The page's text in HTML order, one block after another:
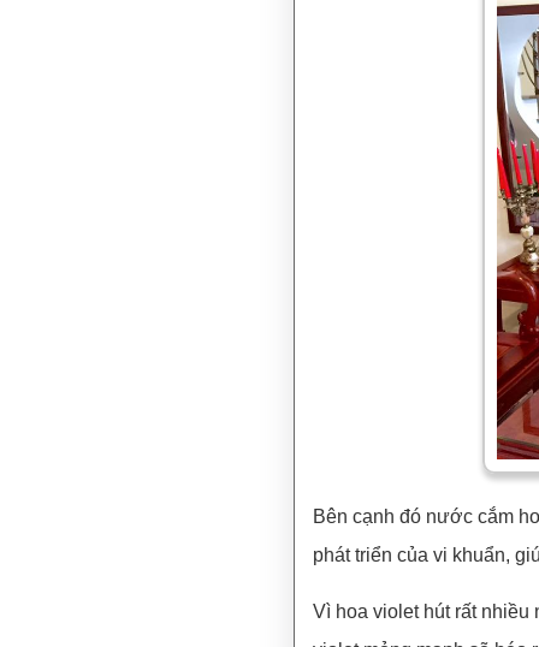
Bên cạnh đó nước cắm
phát triển của vi khuẩn,
Vì hoa violet hút rất